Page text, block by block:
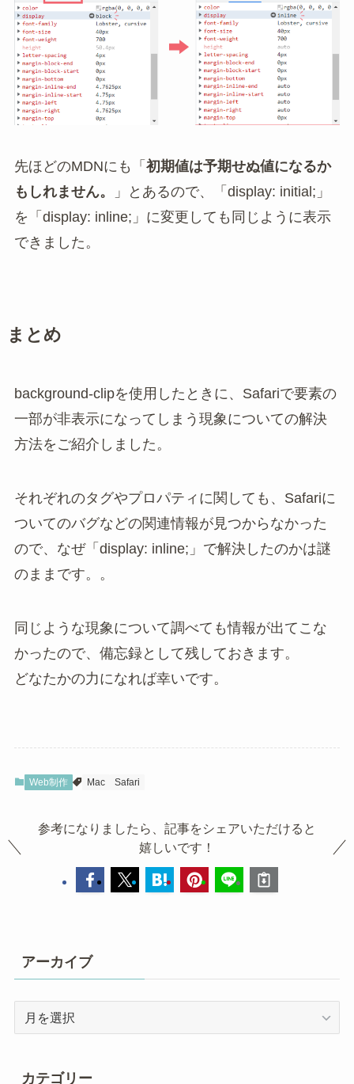
先ほどのMDNにも「 初期値は予期せぬ値になるか
もしれません。
」とあるので、「display: initial;」
を「display: inline;」に変更しても同じように表示
できました。
まとめ
background-clipを使用したときに、Safariで要素の
一部が非表示になってしまう現象についての解決
方法をご紹介しました。
それぞれのタグやプロパティに関しても、Safariに
ついてのバグなどの関連情報が見つからなかった
ので、なぜ「display: inline;」で解決したのかは謎
のままです。。
同じような現象について調べても情報が出てこな
かったので、備忘録として残しておきます。
どなたかの力になれば幸いです。
Web制作 Mac Safari
参考になりましたら、記事をシェアいただけると
嬉しいです！
アーカイブ
カテゴリー